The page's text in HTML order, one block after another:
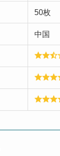
50枚
中国